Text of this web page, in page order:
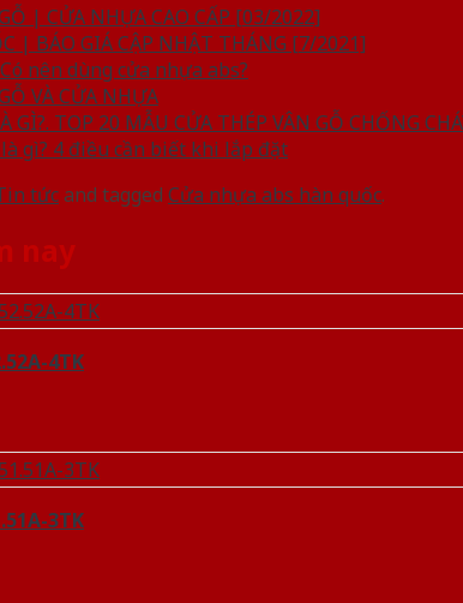
| CỬA NHỰA CAO CẤP [03/2022]
| BÁO GIÁ CẬP NHẬT THÁNG [7/2021]
nên dùng cửa nhựa abs?
VÀ CỬA NHỰA
GÌ?. TOP 20 MẪU CỬA THÉP VÂN GỖ CHỐNG
gì? 4 điều cần biết khi lắp đặt
tứcand tagged Cửa nhựa abs hàn quốc.
nay
4TK
3TK